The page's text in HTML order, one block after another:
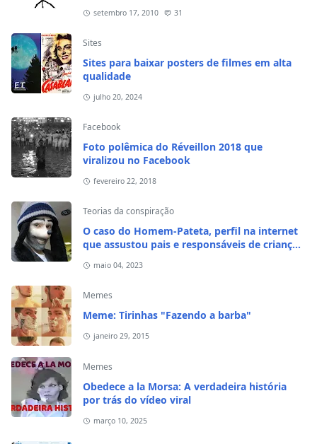
setembro 17, 2010 31
Sites
Sites para baixar posters de filmes em alta
qualidade
julho 20, 2024
Facebook
Foto polêmica do Réveillon 2018 que
viralizou no Facebook
fevereiro 22, 2018
Teorias da conspiração
O caso do Homem-Pateta, perfil na internet
que assustou pais e responsáveis de crianças
maio 04, 2023
Memes
Meme: Tirinhas "Fazendo a barba"
janeiro 29, 2015
Memes
Obedece a la Morsa: A verdadeira história
por trás do vídeo viral
março 10, 2025